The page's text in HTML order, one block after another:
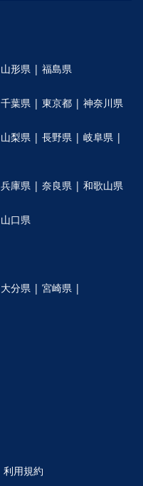
山形県 | 福島県
千葉県 | 東京都 | 神奈川県
山梨県 | 長野県 | 岐阜県 |
兵庫県 | 奈良県 | 和歌山県
山口県
大分県 | 宮崎県 |
利用規約